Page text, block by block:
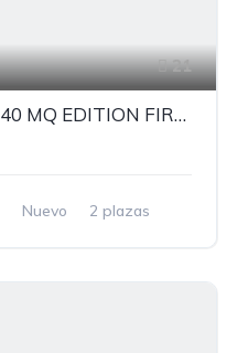
21
Weinsberg CaraBus 540 MQ EDITION FIRE - 2026
Nuevo
2 plazas